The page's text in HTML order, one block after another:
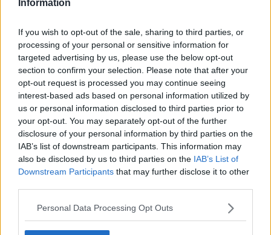
Information
If you wish to opt-out of the sale, sharing to third parties, or
processing of your personal or sensitive information for
targeted advertising by us, please use the below opt-out
section to confirm your selection. Please note that after your
opt-out request is processed you may continue seeing
interest-based ads based on personal information utilized by
us or personal information disclosed to third parties prior to
your opt-out. You may separately opt-out of the further
disclosure of your personal information by third parties on the
IAB’s list of downstream participants. This information may
also be disclosed by us to third parties on the IAB’s List of
Downstream Participants that may further disclose it to other
Personal Data Processing Opt Outs
Deși ceaiul de cimbru are multe beneficii și este
considerat în general sigur pentru consum, există